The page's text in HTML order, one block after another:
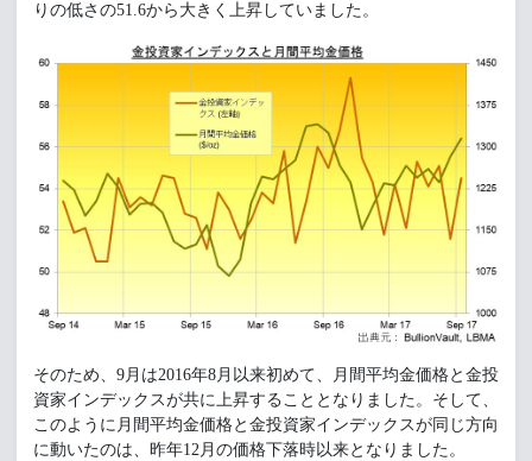
りの低さの51.6から大きく上昇していました。
そのため、9月は2016年8月以来初めて、月間平均金価格と金投
資家インデックスが共に上昇することとなりました。そして、
このように月間平均金価格と金投資家インデックスが同じ方向
に動いたのは、昨年12月の価格下落時以来となりました。